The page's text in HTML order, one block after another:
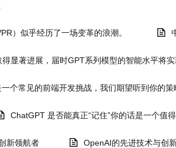
）似乎经历了一场变革的浪潮。
显著进展，届时GPT系列模型的智能水平将
个常见的前端开发挑战，我们期望听到你的策
ChatGPT 是否能真正“记住”你的话是一个值得
新领航者 OpenAI的先进技术与创